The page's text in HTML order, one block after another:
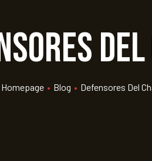
del
Homepage • Blog • Defensores Del